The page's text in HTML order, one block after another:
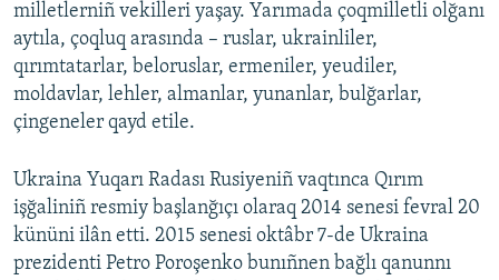
milletlerniñ vekilleri yaşay. Yarımada çoqmilletli olğanı
aytıla, çoqluq arasında – ruslar, ukrainliler,
qırımtatarlar, beloruslar, ermeniler, yeudiler,
moldavlar, lehler, almanlar, yunanlar, bulğarlar,
çingeneler qayd etile.
Ukraina Yuqarı Radası Rusiyeniñ vaqtınca Qırım
işğaliniñ resmiy başlanğıçı olaraq 2014 senesi fevral 20
kününi ilân etti. 2015 senesi oktâbr 7-de Ukraina
prezidenti Petro Poroşenko bunıñnen bağlı qanunnı